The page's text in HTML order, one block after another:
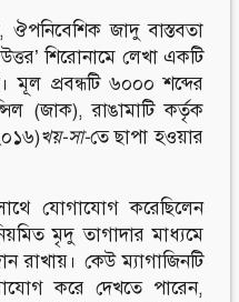
ঔপনিবেশিক জাদু বাস্তবতা
শিরোনামে লেখা একটি
মূল প্রবন্ধটি ৬০০০ শব্দের
(জাক), রাঙামাটি কর্তৃক
খয়-সা-তে ছাপা হওয়ার
যোগাযোগ করেছিলেন
মৃদু তাগাদার মাধ্যমে
রাখায়। কেউ ম্যাগাজিনটি
করে দেখতে পারেন,